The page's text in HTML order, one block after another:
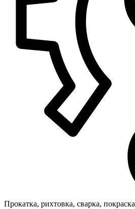
Прокатка, рихтовка, сварка, покраска